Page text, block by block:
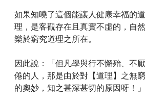
如果知曉了這個能讓人健康幸福的道
理，是客觀存在且真實不虛的，自然
樂於窮究道理之所在。
因此說：「但凡學與行不懈殆、不厭
倦的人，那是由於對【道理】之無窮
的奧妙，知之甚深甚切的原因呀！」